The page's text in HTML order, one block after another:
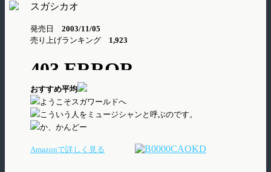
スガシカオ
発売日 2003/11/05
売り上げランキング 1,923
おすすめ平均
ようこそスガワールドへ
こういう人をミュージシャンと呼ぶのです。
か、かんどー
Amazonで詳しく見る